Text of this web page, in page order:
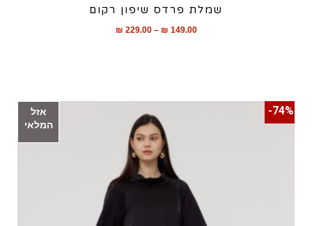
שמלת פרדס שיפון רקום
₪ 149.00
–
₪ 229.00
אזל
המלאי
74%-